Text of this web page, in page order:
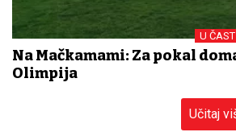
U
Na Mačkamami: Za pokal
Olimpija
Učitaj